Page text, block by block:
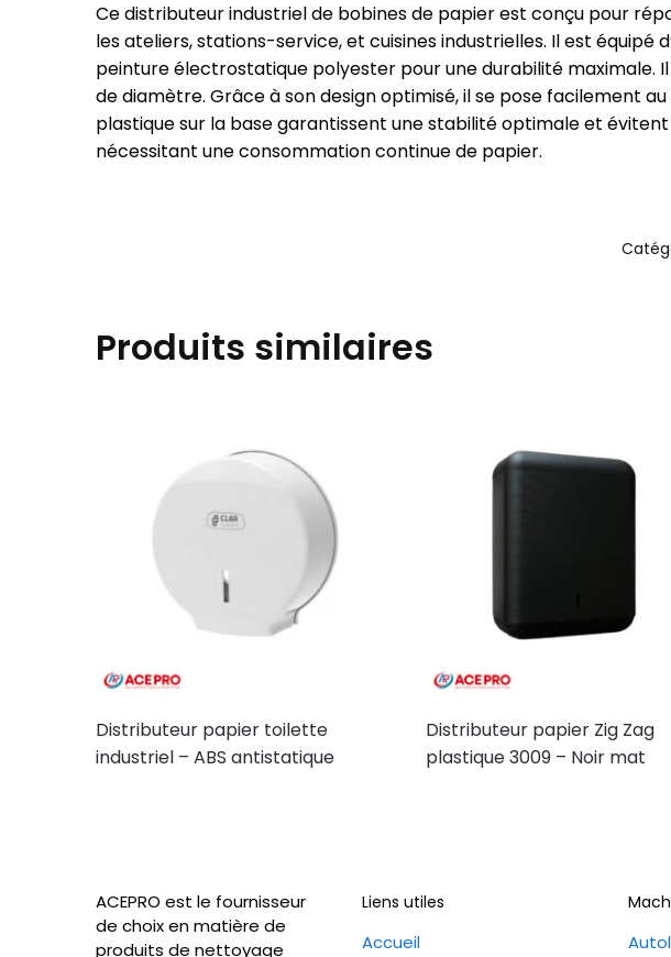
Ce distributeur industriel de bobines de papier est conçu pour
les ateliers, stations-service, et cuisines industrielles. Il est
peinture électrostatique polyester pour une durabilité maximale.
de diamètre. Grâce à son design optimisé, il se pose facilement
plastique sur la base garantissent une stabilité optimale et
nécessitant une consommation continue de papier.
Produits similaires
Distributeur papier toilette
industriel – ABS antistatique
Distributeur papier Zig Zag
plastique 3009 – Noir mat
ACEPRO est le fournisseur
de choix en matière de
produits de nettoyage
Liens utiles
Accueil